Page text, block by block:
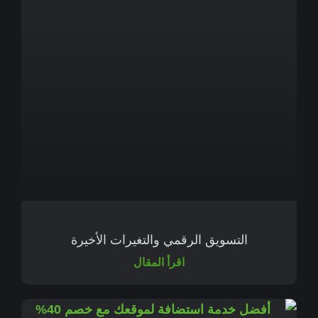
التسويق الرقمي والتغيرات الأخيرة
اقرأ المقال